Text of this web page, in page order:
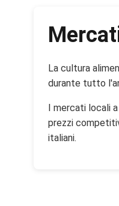
La cultura
durante tutto
I mercati locali
prezzi
italiani.